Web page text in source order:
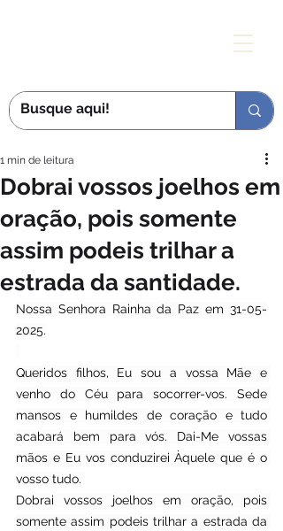
Dobrai vossos joelhos em
oração, pois somente
assim podeis trilhar a
estrada da santidade.
1 min de leitura
Nossa Senhora Rainha da Paz em 31-05-
2025.
Queridos filhos, Eu sou a vossa Mãe e
venho do Céu para socorrer-vos. Sede
mansos e humildes de coração e tudo
acabará bem para vós. Dai-Me vossas
mãos e Eu vos conduzirei Àquele que é o
vosso tudo.
Dobrai vossos joelhos em oração, pois
somente assim podeis trilhar a estrada da